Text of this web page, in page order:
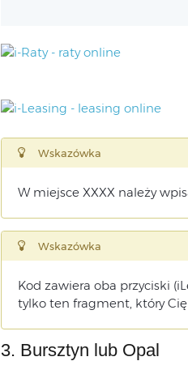
Wskazówka
W miejsce XXXX należy
Wskazówka
Kod zawiera oba przyciski
tylko ten fragment, który
3. Bursztyn lub Opal